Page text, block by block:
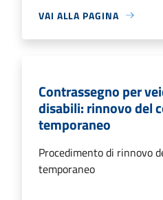
VAI ALLA PAGINA
Contrassegno per
disabili: rinnovo del
temporaneo
Procedimento di rinnovo
temporaneo